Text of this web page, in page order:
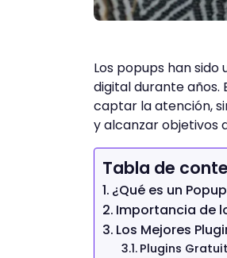
Los popups han
digital durante años.
captar la atención,
y alcanzar objetivos
Tabla de
¿Qué es un
Importancia de
Los Mejores
Plugins